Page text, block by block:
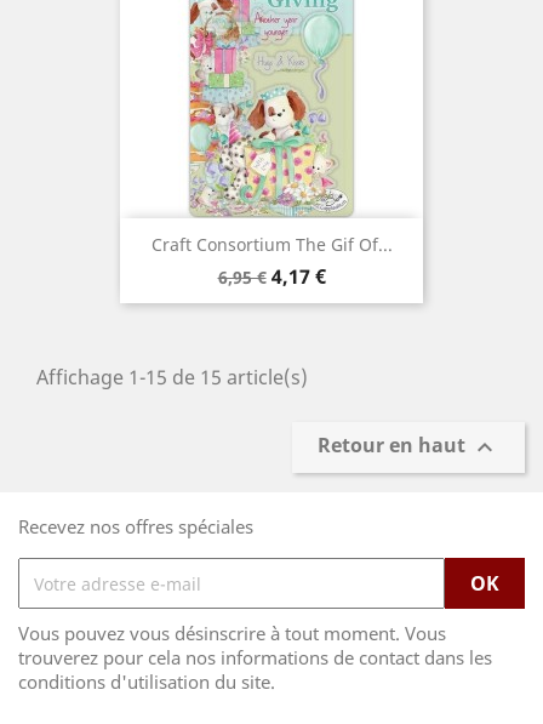
Craft Consortium The Gif Of...
Prix
de
6,95 € Prix
4,17 €
Affichage 1-15 de 15 article(s)
Retour en haut 
Recevez nos offres spéciales
Vous pouvez vous désinscrire à tout moment. Vous
trouverez pour cela nos informations de contact dans les
conditions d'utilisation du site.